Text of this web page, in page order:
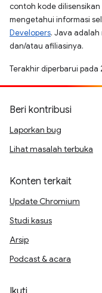
contoh kode
mengetahui informasi
Developers. Java
dan/atau afiliasinya.
Terakhir diperbarui pada
Beri kontribusi
Laporkan bug
Lihat masalah terbuka
Konten terkait
Update Chromium
Studi kasus
Arsip
Podcast & acara